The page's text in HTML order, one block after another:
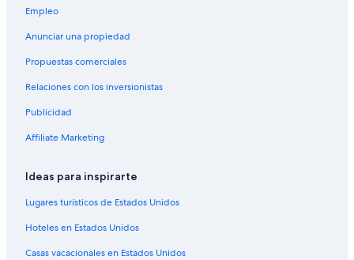
Empleo
Anunciar una propiedad
Propuestas comerciales
Relaciones con los inversionistas
Publicidad
Affiliate Marketing
Ideas para inspirarte
Lugares turísticos de Estados Unidos
Hoteles en Estados Unidos
Casas vacacionales en Estados Unidos